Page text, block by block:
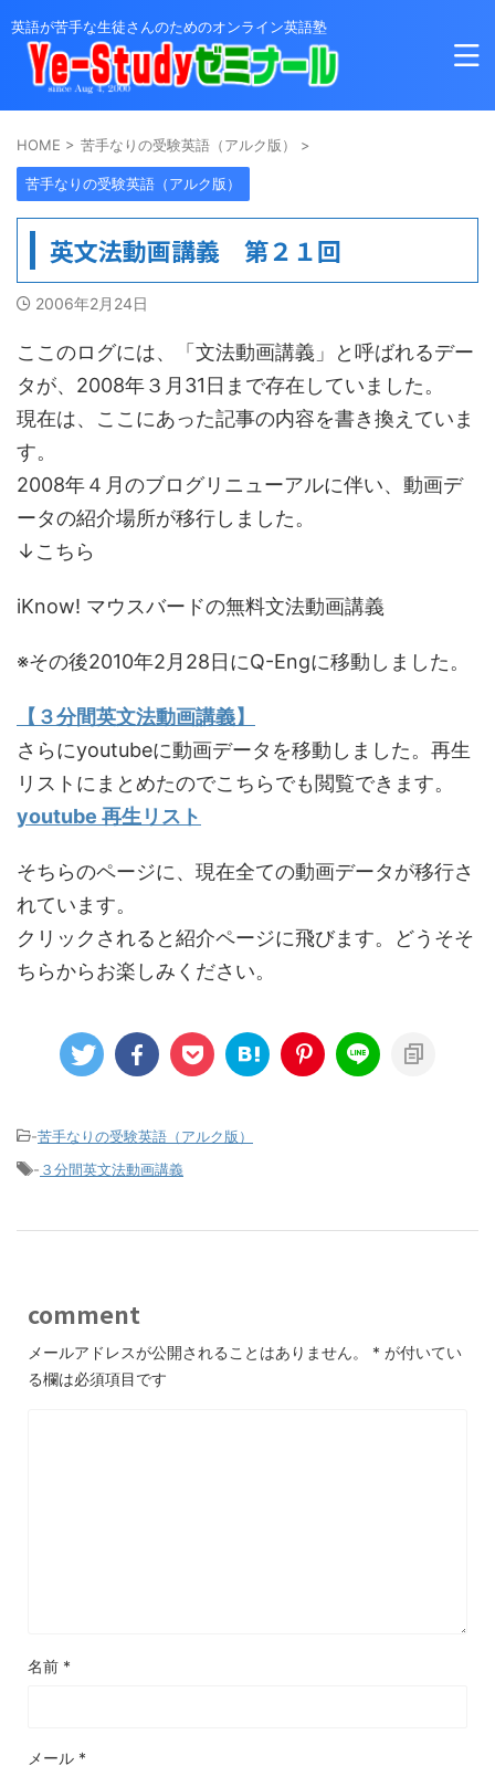
英語が苦手な生徒さんのためのオンライン英語塾
HOME > 苦手なりの受験英語（アルク版） >
苦手なりの受験英語（アルク版）
英文法動画講義 第２１回
2006年2月24日
ここのログには、「文法動画講義」と呼ばれるデー
タが、2008年３月31日まで存在していました。
現在は、ここにあった記事の内容を書き換えていま
す。
2008年４月のブログリニューアルに伴い、動画デ
ータの紹介場所が移行しました。
↓こちら
iKnow! マウスバードの無料文法動画講義
※その後2010年2月28日にQ-Engに移動しました。
【３分間英文法動画講義】
さらにyoutubeに動画データを移動しました。再生
リストにまとめたのでこちらでも閲覧できます。
youtube 再生リスト
そちらのページに、現在全ての動画データが移行さ
れています。
クリックされると紹介ページに飛びます。どうそそ
ちらからお楽しみください。
-苦手なりの受験英語（アルク版）
- ３分間英文法動画講義
comment
メールアドレスが公開されることはありません。 * が付いてい
る欄は必須項目です
名前 *
メール *